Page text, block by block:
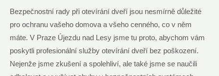
Bezpečnostní rady při otevírání dveří jsou nesmírně důležité
pro ochranu vašeho domova a všeho cenného, co v něm
máte. V Praze Újezdu nad Lesy jsme tu proto, abychom vám
poskytli profesionální služby otevírání dveří bez poškození.
Nejenže jsme zkušení a spolehliví, ale také jsme se naučili